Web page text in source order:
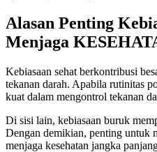
Alasan Penting
Menjaga
Kebiasaan sehat berkontribusi
tekanan darah. Apabila rutinitas
kuat dalam mengontrol tekanan
Di sisi lain, kebiasaan buruk
Dengan demikian, penting untuk
menjaga kesehatan jangka